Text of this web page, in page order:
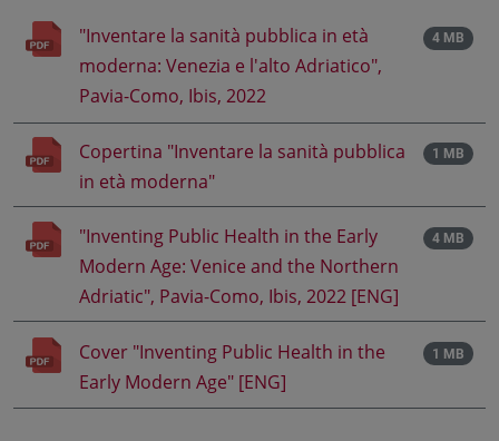
"Inventare la sanità pubblica in età
moderna: Venezia e l'alto Adriatico",
Pavia-Como, Ibis, 2022
4 MB
Copertina "Inventare la sanità pubblica
in età moderna"
1 MB
"Inventing Public Health in the Early
Modern Age: Venice and the Northern
Adriatic", Pavia-Como, Ibis, 2022 [ENG]
4 MB
Cover "Inventing Public Health in the
Early Modern Age" [ENG]
1 MB